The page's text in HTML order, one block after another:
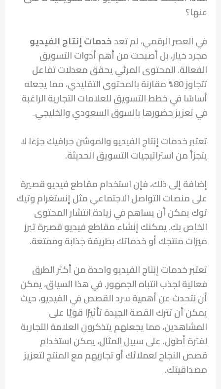
عنها؟
في العصر الرقمي، لم تعدخدمات إنتاج الفيديو
مجرد خيار، بل أصبحت من أهم أدوات التسويق
الفعالة. المحتوى المرئي يحقق معدلات تفاعل
تتجاوز 80% مقارنة بالمحتوى التقليدي، مما يجعله
أساسًا في خطط التسويق للعلامات التجارية الراغبة
في تعزيز حضورها بالسوق السعودي والخليجي.
تعتبر خدمات إنتاج الفيديو والموشن جرافيك جزءًا لا
يتجزأ من استراتيجيات التسويق الحديثة.
إضافة إلى ذلك، فإن استخدام مقاطع فيديو قصيرة
على منصات التواصل الاجتماعي مثل إنستغرام وتيك
توك يمكن أن يساهم في زيادة انتشار المحتوى
الخاص بك. يمكنك إنشاء مقاطع فيديو قصيرة تبرز
ميزات منتجك أو خدماتك بطريقة جذابة وممتعة.
تعتبر خدمات إنتاج الفيديو واحدة من أكثر الطرق
فعالية لجذب انتباه الجمهور. في هذا السياق، يمكن
أن نتحدث عن أهمية سرد القصص في الفيديو، حيث
يمكن أن تترك القصة الجيدة تأثيرًا قويًا على
المشاهدين، مما يجعلهم يتذكرون العلامة التجارية
لفترة أطول. على سبيل المثال، يمكن استخدام
قصص النجاح لعملائك أو تجاربهم مع المنتج لتعزيز
مصداقيتك.